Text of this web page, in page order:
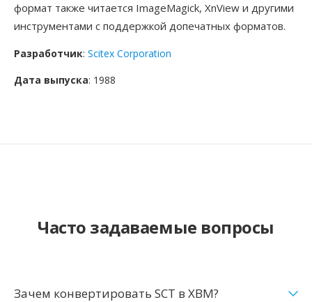
формат также читается ImageMagick, XnView и другими
инструментами с поддержкой допечатных форматов.
Разработчик: Scitex Corporation
Дата выпуска: 1988
Часто задаваемые вопросы
Зачем конвертировать SCT в XBM?